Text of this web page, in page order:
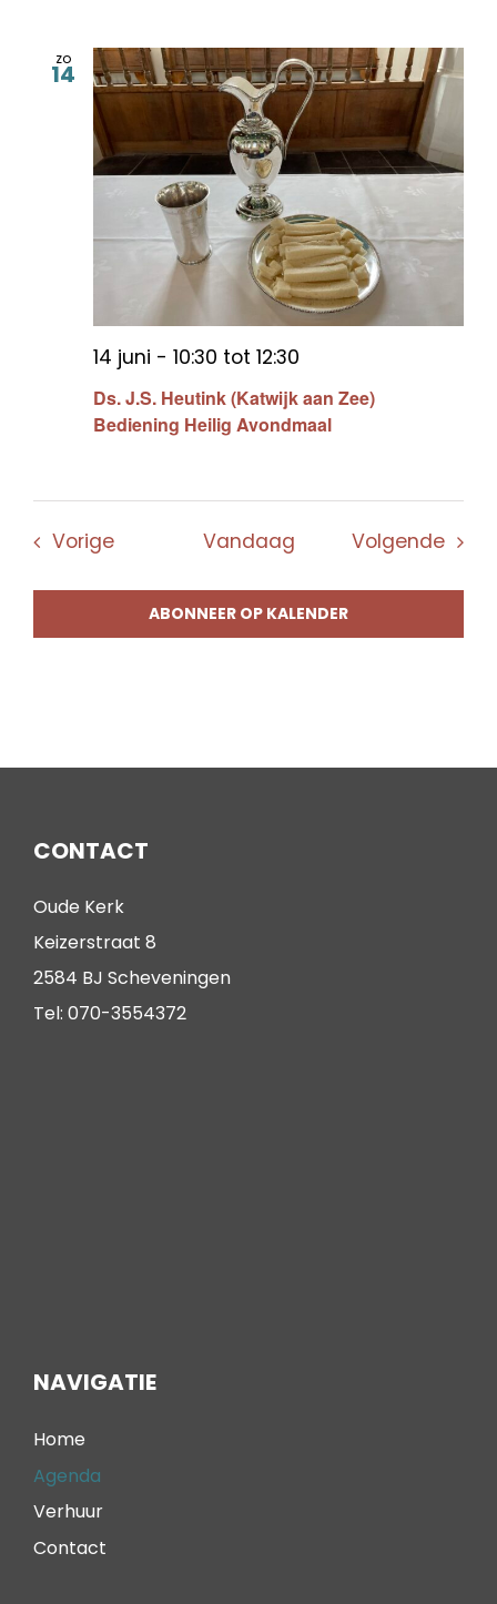
zo
14
Ds. J.S. Heutink (Katwijk aan Zee)
Bediening Heilig Avondmaal
14 juni - 10:30 tot 12:30
VorigeEvenementenVandaag Volgende
ABONNEER OP KALENDER
CONTACT
Oude Kerk
Keizerstraat 8
2584 BJ Scheveningen
Tel: 070-3554372
NAVIGATIE
Home
Agenda
Verhuur
Contact